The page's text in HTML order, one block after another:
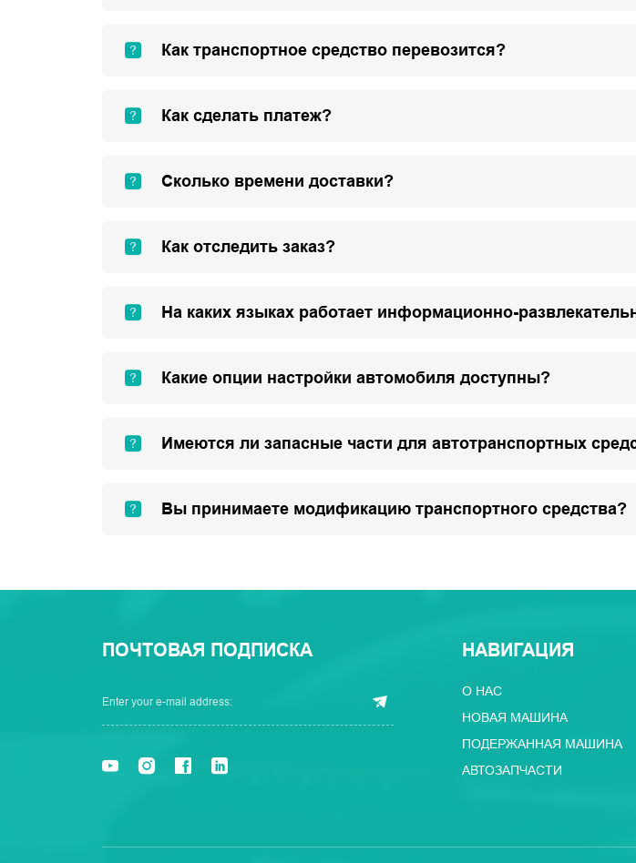
Как транспортное средство перевозится?
Как сделать платеж?
Сколько времени доставки?
Как отследить заказ?
На каких языках работает информационно-
Какие опции настройки автомобиля доступны?
Имеются ли запасные части для автотранспортных
Вы принимаете модификацию транспортного средства?
ПОЧТОВАЯ ПОДПИСКА НАВИГАЦИЯ
О НАС
НОВАЯ МАШИНА
ПОДЕРЖАННАЯ МАШИНА
АВТОЗАПЧАСТИ